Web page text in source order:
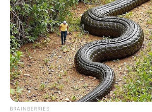
ปีแพะคู่สมพงศ์ปีม้า
ลองกลับไปดูคู่ของคุณกันนะครับ ว่าเป็
ไม่Horoscope.Mthai.comไม่ได้สงเ
ความเชื่อแต่อย่างใดโปรดใช้วิจารณญา
ขอบคุณข้อมูลจาก หนังสือฮวงจุ้ยดี
BRAINBERRIES